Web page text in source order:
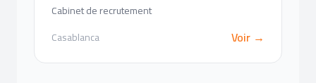
Cabinet de recrutement
Casablanca
Voir →